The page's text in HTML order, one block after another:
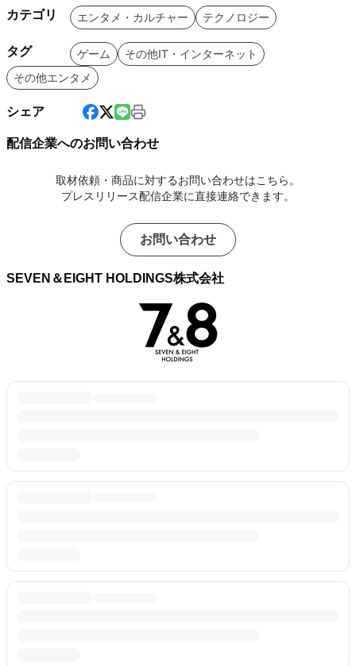
カテゴリ エンタメ・カルチャー テクノロジー
タグ ゲーム
その他IT・インターネット
その他エンタメ
シェア
配信企業へのお問い合わせ
取材依頼・商品に対するお問い合わせはこちら。
プレスリリース配信企業に直接連絡できます。
お問い合わせ
SEVEN＆EIGHT HOLDINGS株式会社